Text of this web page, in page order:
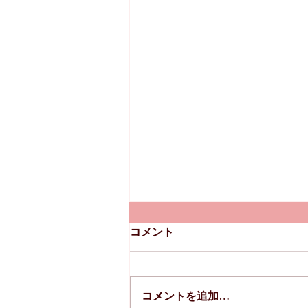
コメント
コメントを追加…